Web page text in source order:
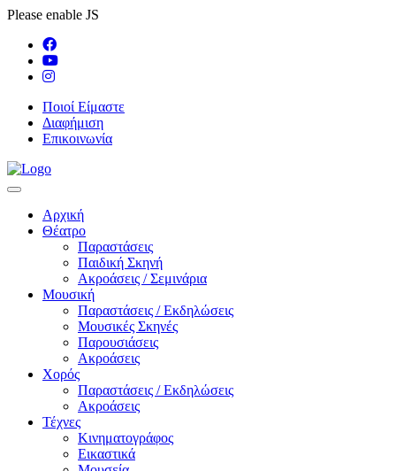
Please enable JS
Ποιοί Είμαστε
Διαφήμιση
Επικοινωνία
Αρχική
Θέατρο
Παραστάσεις
Παιδική Σκηνή
Ακροάσεις / Σεμινάρια
Μουσική
Παραστάσεις / Εκδηλώσεις
Μουσικές Σκηνές
Παρουσιάσεις
Ακροάσεις
Χορός
Παραστάσεις / Εκδηλώσεις
Ακροάσεις
Τέχνες
Κινηματογράφος
Εικαστικά